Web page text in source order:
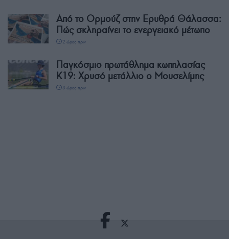
Από το Ορμούζ στην Ερυθρά Θάλασσα:
Πώς σκληραίνει το ενεργειακό μέτωπο
2 ώρες πριν
Παγκόσμιο πρωτάθλημα κωπηλασίας
Κ19: Χρυσό μετάλλιο ο Μουσελίμης
3 ώρες πριν